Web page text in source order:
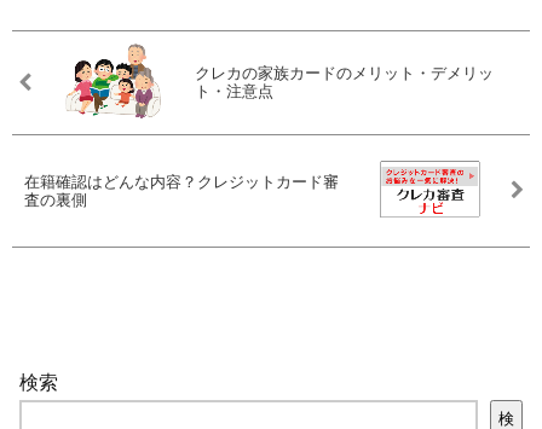
クレカの家族カードのメリット・デメリッ
ト・注意点
在籍確認はどんな内容？クレジットカード審
査の裏側
検索
検